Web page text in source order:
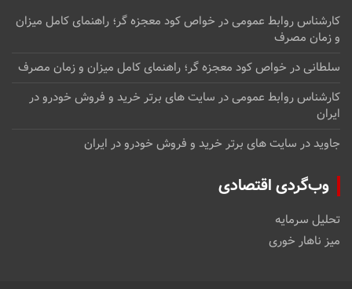
کارشناس روابط عمومیدرخواص کود معجزه گر؛ راهنمای کامل میزان
و زمان مصرف
سلطانیدرخواص کود معجزه گر؛ راهنمای کامل میزان و زمان مصرف
کارشناس روابط عمومیدرسایت های برتر خرید و فروش خودرو در
ایران
جاویددرسایت های برتر خرید و فروش خودرو در ایران
وب‌گردی اقتصادی
تحلیل سرمایه
میز ناهار خوری